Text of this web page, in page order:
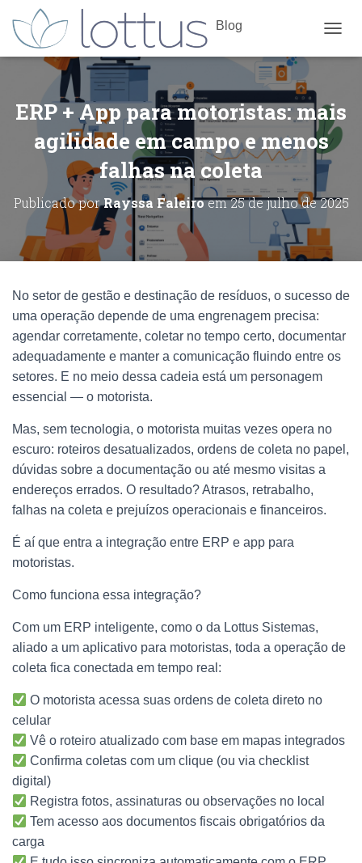
Blog
ERP + App para motoristas: mais
agilidade em campo e menos
falhas na coleta
Publicado porRayssa Faleiroem25 de julho de 2025
No setor de gestão e destinação de resíduos, o sucesso de
uma operação depende de uma engrenagem precisa:
agendar corretamente, coletar no tempo certo, documentar
adequadamente e manter a comunicação fluindo entre os
setores. E no meio dessa cadeia está um personagem
essencial — o motorista.
Mas, sem tecnologia, o motorista muitas vezes opera no
escuro: roteiros desatualizados, ordens de coleta no papel,
dúvidas sobre a documentação ou até mesmo visitas a
endereços errados. O resultado? Atrasos, retrabalho,
falhas na coleta e prejuízos operacionais e financeiros.
É aí que entra a integração entre ERP e app para
motoristas.
Como funciona essa integração?
Com um ERP inteligente, como o da Lottus Sistemas,
aliado a um aplicativo para motoristas, toda a operação de
coleta fica conectada em tempo real:
O motorista acessa suas ordens de coleta direto no
celular
Vê o roteiro atualizado com base em mapas integrados
Confirma coletas com um clique (ou via checklist
digital)
Registra fotos, assinaturas ou observações no local
Tem acesso aos documentos fiscais obrigatórios da
carga